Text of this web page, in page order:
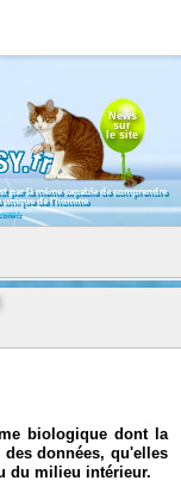
News
sur
le site
par là même capable de comprendre
unique de l'homme
biologique dont la
données, qu'elles
du milieu intérieur.